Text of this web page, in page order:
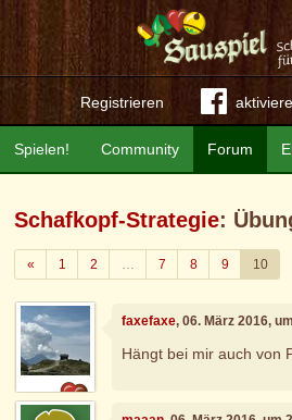
Registrieren
Community Forum
Spielen!
Schafkopf-Strategie:
«Zurück
1 2 … 7 8 9 10
faxefaxe, 06. März 2016,
Hängt bei mir auch von